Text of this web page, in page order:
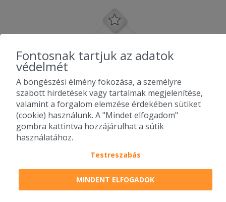
2010-2026 Copyright - Falatozz.hu - Diston-line Kft.
Fontosnak tartjuk az adatok
védelmét
A böngészési élmény fokozása, a személyre
szabott hirdetések vagy tartalmak megjelenítése,
valamint a forgalom elemzése érdekében sütiket
(cookie) használunk. A "Mindet elfogadom"
gombra kattintva hozzájárulhat a sütik
használatához.
Testreszabás
MINDENT ELFOGADOK